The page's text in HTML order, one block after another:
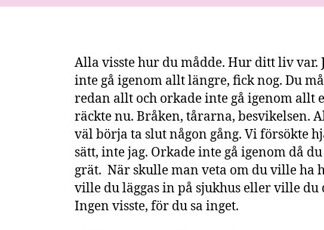
Alla visste hur du mådde. Hur ditt liv var.
inte gå igenom allt längre, fick nog. Du
redan allt och orkade inte gå igenom allt
räckte nu. Bråken, tårarna, besvikelsen.
väl börja ta slut någon gång. Vi försökte
sätt, inte jag. Orkade inte gå igenom då
grät. När skulle man veta om du ville ha
ville du läggas in på sjukhus eller ville du
Ingen visste, för du sa inget.